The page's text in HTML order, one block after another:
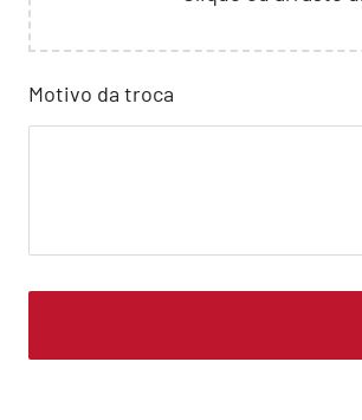
Motivo da troca